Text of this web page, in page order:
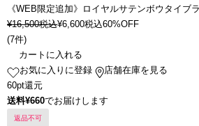
《WEB限定追加》ロイヤルサテンボウタイブ
¥16,500税込¥6,600税込60%OFF
(7件)
カートに入れる
お気に入りに登録
店舗在庫を見る
60pt還元
送料¥660でお届けします
返品不可